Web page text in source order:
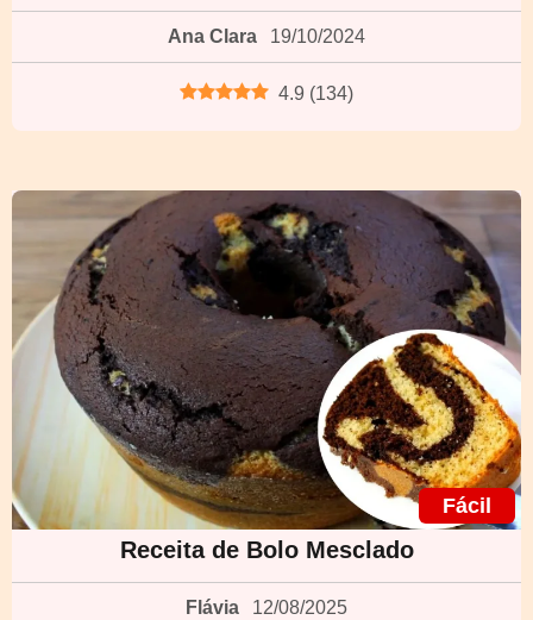
Ana Clara 19/10/2024
4.9 (134)
Fácil
Receita de Bolo Mesclado
Flávia 12/08/2025